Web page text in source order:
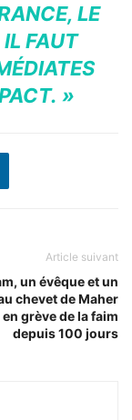
LE
FAUT
»
Article suivant
un évêque et un
chevet de Maher
grève de la faim
depuis 100 jours